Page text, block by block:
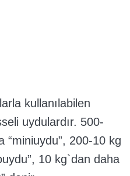
kullanılabilen
uydulardır. 500-
“miniuydu”, 200-10 kg
10 kg`dan daha